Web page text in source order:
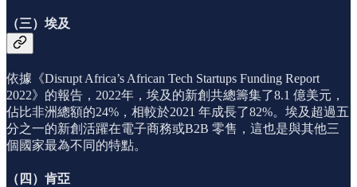
（三）埃及
依據《Disrupt Africa’s African Tech Startups Funding Report
2022》的報告，2022年，埃及的新創共總籌集了8.1 億美元，
佔比非洲總額的24%，相較於2021 年成長了82%。埃及超過五
分之一的新創活躍在電子商務或B2B 零售，這也是與其他三
個國家最為不同的特點。
（四）肯亞